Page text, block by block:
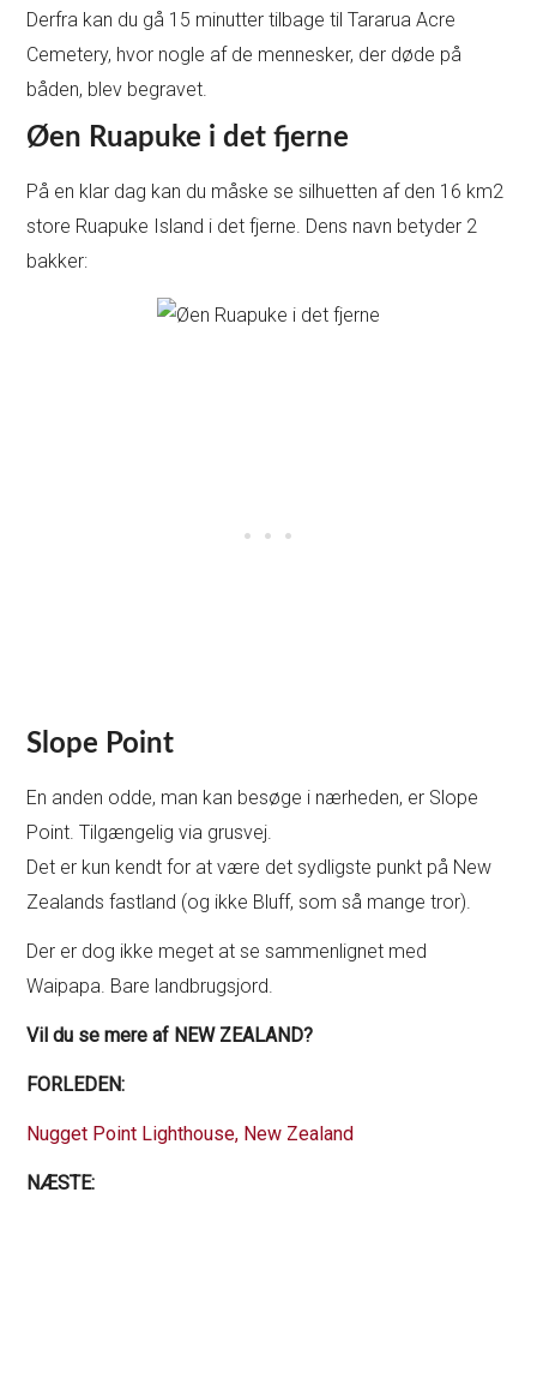
Derfra kan du gå 15 minutter tilbage til Tararua Acre
Cemetery, hvor nogle af de mennesker, der døde på
båden, blev begravet.
Øen Ruapuke i det fjerne
På en klar dag kan du måske se silhuetten af den 16 km2
store Ruapuke Island i det fjerne. Dens navn betyder 2
bakker:
Slope Point
En anden odde, man kan besøge i nærheden, er Slope
Point. Tilgængelig via grusvej.
Det er kun kendt for at være det sydligste punkt på New
Zealands fastland (og ikke Bluff, som så mange tror).
Der er dog ikke meget at se sammenlignet med
Waipapa. Bare landbrugsjord.
Vil du se mere af NEW ZEALAND?
FORLEDEN:
Nugget Point Lighthouse, New Zealand
NÆSTE: